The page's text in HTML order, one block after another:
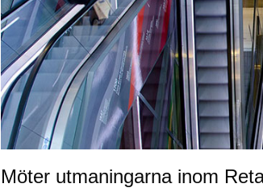
Möter utmaningarna inom